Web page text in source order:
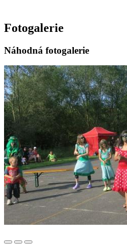
Fotogalerie
Náhodná fotogalerie